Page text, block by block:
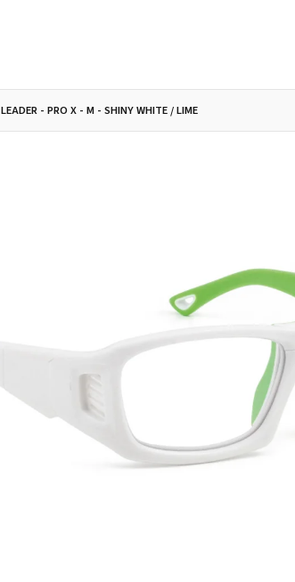
LEADER - PRO X - M - SHINY WHITE / LIME